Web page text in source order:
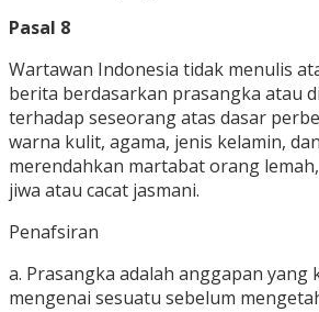
Pasal 8
Wartawan Indonesia tidak menulis
berita berdasarkan prasangka atau
terhadap seseorang atas dasar
warna kulit, agama, jenis kelamin,
merendahkan martabat orang
jiwa atau cacat jasmani.
Penafsiran
a. Prasangka adalah anggapan yang
mengenai sesuatu sebelum